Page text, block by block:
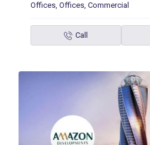
Offices,Offices,Commercial
Call